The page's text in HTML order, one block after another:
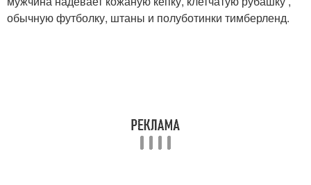
обычную футболку, штаны и полуботинки тимберленд.